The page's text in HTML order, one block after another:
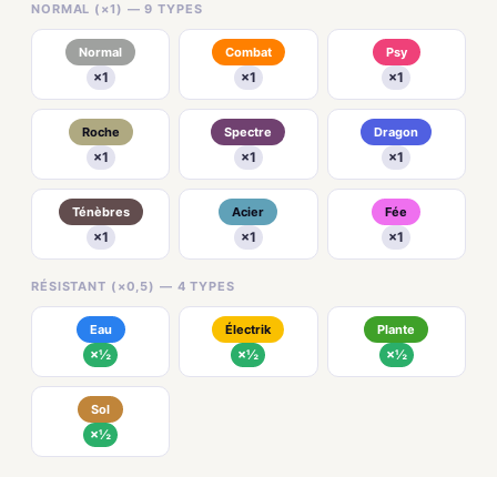
NORMAL (×1) — 9 TYPES
Normal
×1
Combat
×1
Psy
×1
Roche
×1
Spectre
×1
Dragon
×1
Ténèbres
×1
Acier
×1
Fée
×1
RÉSISTANT (×0,5) — 4 TYPES
Eau
×½
Électrik
×½
Plante
×½
Sol
×½